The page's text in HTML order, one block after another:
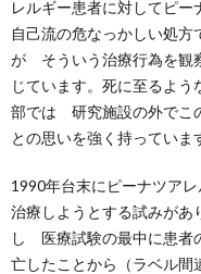
レルギー患者に対してピー
自己流の危なっかしい処
が そういう治療行為を観
じています。死に至るよ
部では 研究施設の外でこ
との思いを強く持っていま
1990年台末にピーナツア
治療しようとする試みがあ
し 医療試験の最中に患者
亡したことから（ラベル間